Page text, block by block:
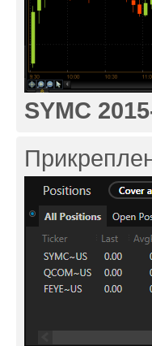
SYMC